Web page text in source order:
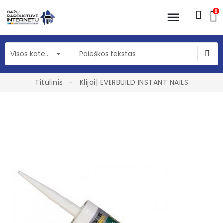
0
Titulinis Klijai| EVERBUILD INSTANT NAILS